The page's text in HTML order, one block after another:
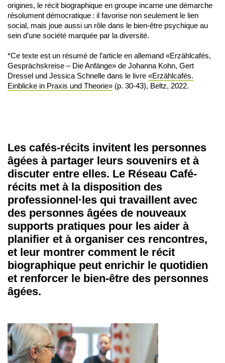
origines, le récit biographique en groupe incarne une démarche
résolument démocratique : il favorise non seulement le lien
social, mais joue aussi un rôle dans le bien-être psychique au
sein d’une société marquée par la diversité.
*Ce texte est un résumé de l’article en allemand «Erzählcafés,
Gesprächskreise – Die Anfänge» de Johanna Kohn, Gert
Dressel und Jessica Schnelle dans le livre «Erzählcafés.
Einblicke in Praxis und Theorie» (p. 30-43), Beltz, 2022.
Les cafés-récits invitent les personnes
âgées à partager leurs souvenirs et à
discuter entre elles. Le Réseau Café-
récits met à la disposition des
professionnel·les qui travaillent avec
des personnes âgées de nouveaux
supports pratiques pour les aider à
planifier et à organiser ces rencontres,
et leur montrer comment le récit
biographique peut enrichir le quotidien
et renforcer le bien-être des personnes
âgées.